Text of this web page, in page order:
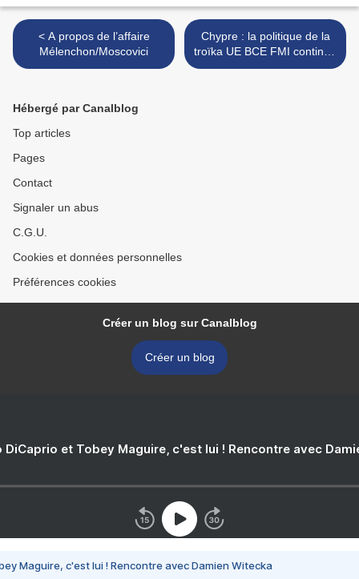
< A propos de l’affaire
Mélenchon/Moscovici
Chypre : la politique de la
troïka UE BCE FMI continue
de fragiliser l’euro et
Hébergé par Canalblog
Top articles
Pages
Contact
Signaler un abus
C.G.U.
Cookies et données personnelles
Préférences cookies
Créer un blog sur Canalblog
Créer un blog
DiCaprio et Tobey Maguire, c'est lui ! Rencontre avec
Maguire, c'est lui ! Rencontre avec Damien Witecka